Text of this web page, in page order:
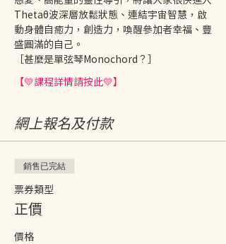
Thetaθ波深層放鬆狀態、連結宇宙智慧，啟
動身體自癒力，創造力，喚醒參加者幸福、豐
盛圓滿的自己。
［甚麼是單弦琴Monochord？］
【💛課程詳情請按此💛】
網上報名及付款
銷售已完結
票券類型
正價
價格